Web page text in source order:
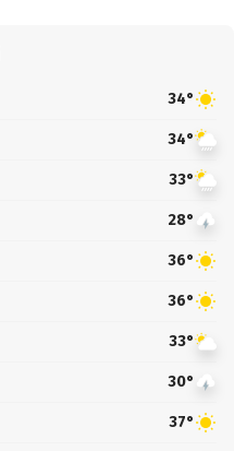
34°
34°
33°
28°
36°
36°
33°
30°
37°